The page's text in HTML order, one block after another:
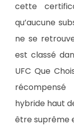
cette
qu’aucune
ne se
est classé
UFC Que
hybride haut
être suprême